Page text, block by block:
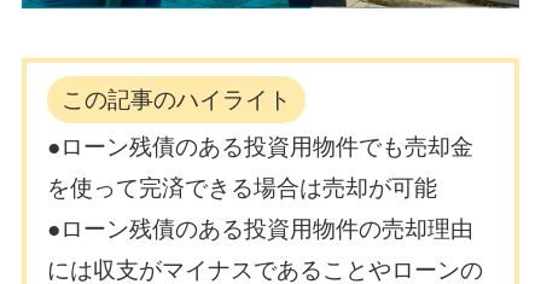
この記事のハイライト
●ローン残債のある投資用物件でも売却金
を使って完済できる場合は売却が可能
●ローン残債のある投資用物件の売却理由
には収支がマイナスであることやローンの